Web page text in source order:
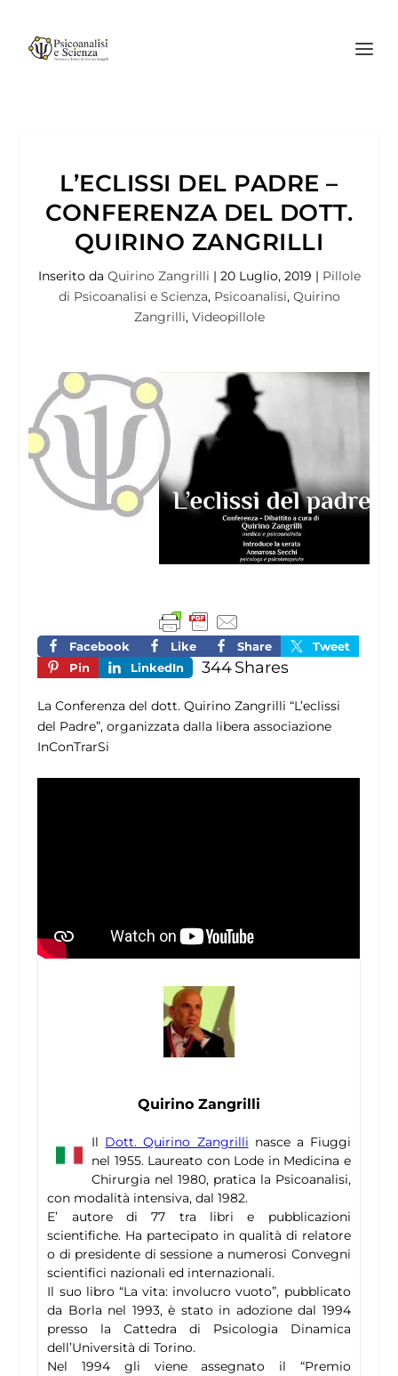
L’ECLISSI DEL PADRE –
CONFERENZA DEL DOTT.
QUIRINO ZANGRILLI
Inserito da Quirino Zangrilli | 20 Luglio, 2019 | Pillole
di Psicoanalisi e Scienza, Psicoanalisi, Quirino
Zangrilli, Videopillole
Facebook Like Share
Tweet
Pin
LinkedIn Shares
344
La Conferenza del dott. Quirino Zangrilli “L’eclissi
del Padre”, organizzata dalla libera associazione
InConTrarSi
Quirino Zangrilli
Il Dott. Quirino Zangrilli nasce a Fiuggi
nel 1955. Laureato con Lode in Medicina e
Chirurgia nel 1980, pratica la Psicoanalisi,
con modalità intensiva, dal 1982.
E’ autore di 77 tra libri e pubblicazioni
scientifiche. Ha partecipato in qualità di relatore
o di presidente di sessione a numerosi Convegni
scientifici nazionali ed internazionali.
Il suo libro “La vita: involucro vuoto”, pubblicato
da Borla nel 1993, è stato in adozione dal 1994
presso la Cattedra di Psicologia Dinamica
dell’Università di Torino.
Nel 1994 gli viene assegnato il “Premio